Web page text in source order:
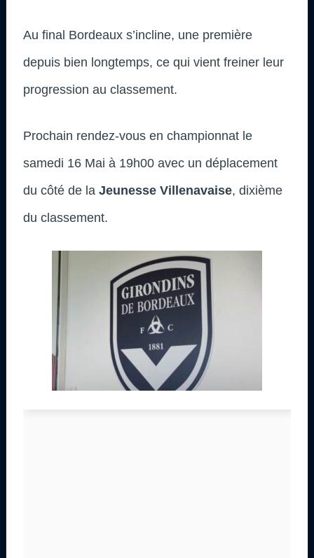
Au final Bordeaux s’incline, une première
depuis bien longtemps, ce qui vient freiner leur
progression au classement.
Prochain rendez-vous en championnat le
samedi 16 Mai à 19h00 avec un déplacement
du côté de la Jeunesse Villenavaise, dixième
du classement.